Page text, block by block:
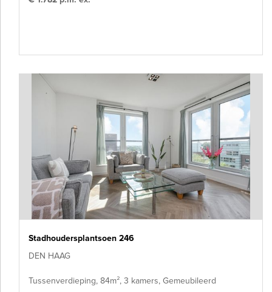
Stadhoudersplantsoen 246
DEN HAAG
Tussenverdieping, 84m², 3 kamers, Gemeubileerd